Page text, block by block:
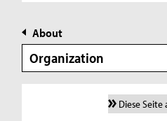
About
Organization
Diese